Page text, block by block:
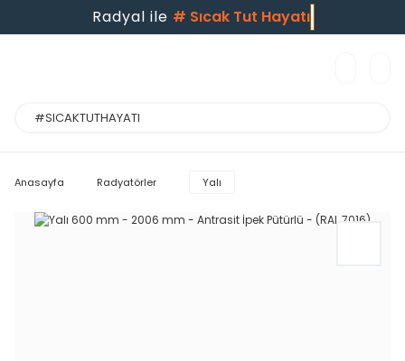
Radyal ile#Sıcak Tut Hayat
Anasayfa Radyatörler Yalı